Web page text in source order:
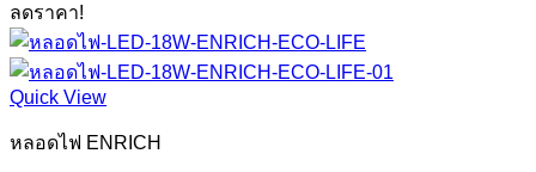
ลดราคา!
Quick View
หลอดไฟ ENRICH